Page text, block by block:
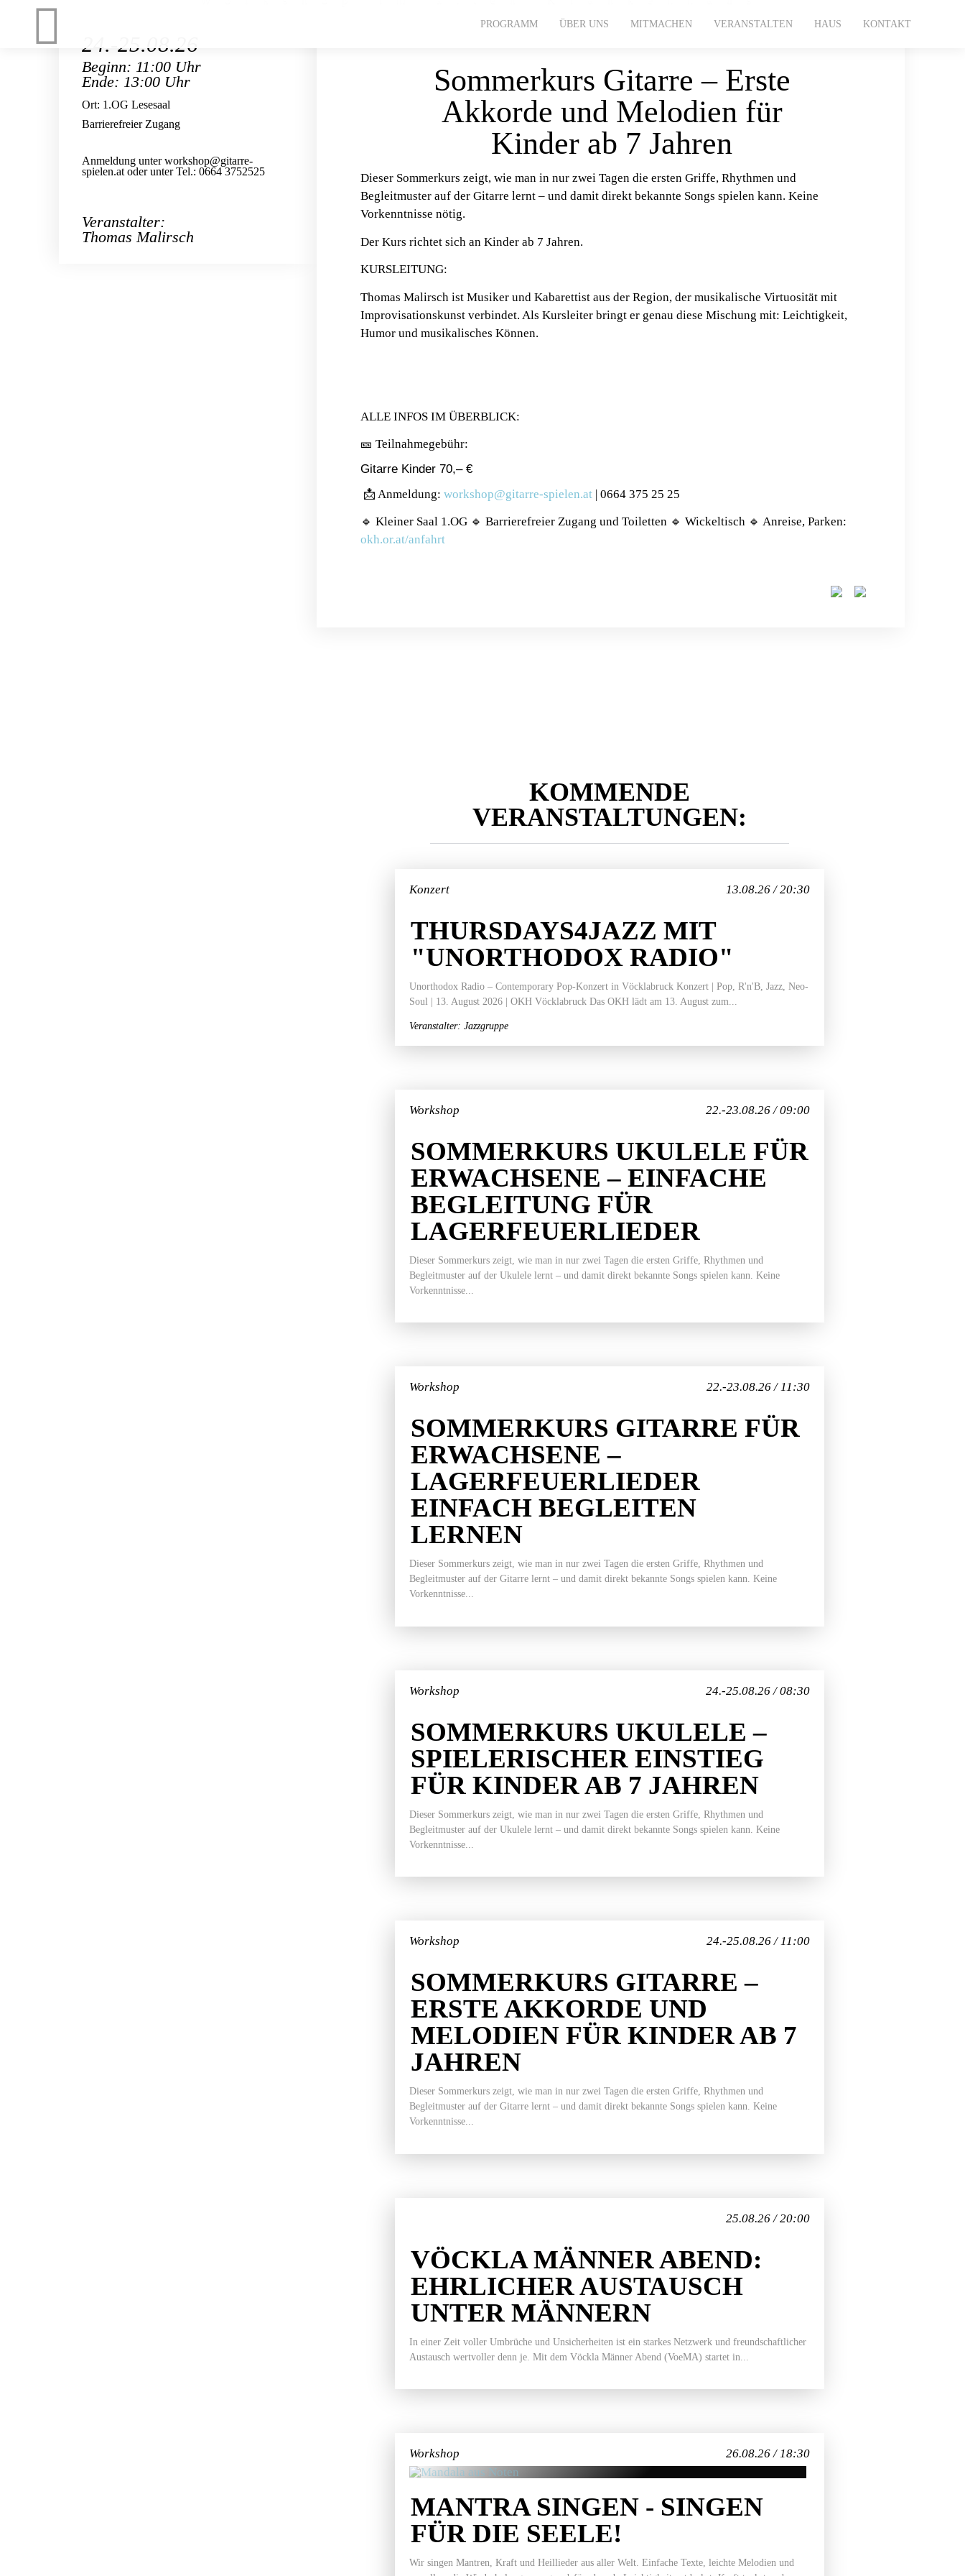
PROGRAMM ÜBER UNS MITMACHEN VERANSTALTEN HAUS KONTAKT
24.-25.08.26
Beginn: 11:00 Uhr
Ende: 13:00 Uhr
Ort: 1.OG Lesesaal
Barrierefreier Zugang
Anmeldung unterworkshop@gitarre-
spielen.at oder unter Tel.: 0664 3752525
Veranstalter:
Thomas Malirsch
Sommerkurs Gitarre – Erste
Akkorde und Melodien für
Kinder ab 7 Jahren
Dieser Sommerkurs zeigt, wie man in nur zwei Tagen die ersten Griffe, Rhythmen und
Begleitmuster auf der Gitarre lernt – und damit direkt bekannte Songs spielen kann. Keine
Vorkenntnisse nötig.
Der Kurs richtet sich an Kinder ab 7 Jahren.
KURSLEITUNG:
Thomas Malirsch ist Musiker und Kabarettist aus der Region, der musikalische Virtuosität mit
Improvisationskunst verbindet. Als Kursleiter bringt er genau diese Mischung mit: Leichtigkeit,
Humor und musikalisches Können.
ALLE INFOS IM ÜBERBLICK:
🎫 Teilnahmegebühr:
Gitarre Kinder 70,– €
📩 Anmeldung:workshop@gitarre-spielen.at | 0664 375 25 25
🔹 Kleiner Saal 1.OG 🔹 Barrierefreier Zugang und Toiletten 🔹 Wickeltisch 🔹 Anreise, Parken:
okh.or.at/anfahrt
KOMMENDE
VERANSTALTUNGEN:
13.08.26 / 20:30
Konzert
THURSDAYS4JAZZ MIT
"UNORTHODOX RADIO"
Unorthodox Radio – Contemporary Pop-Konzert in Vöcklabruck Konzert | Pop, R'n'B, Jazz, Neo-
Soul | 13. August 2026 | OKH Vöcklabruck Das OKH lädt am 13. August zum...
Veranstalter: Jazzgruppe
22.-23.08.26 / 09:00
Workshop
SOMMERKURS UKULELE FÜR
ERWACHSENE – EINFACHE
BEGLEITUNG FÜR
LAGERFEUERLIEDER
Dieser Sommerkurs zeigt, wie man in nur zwei Tagen die ersten Griffe, Rhythmen und
Begleitmuster auf der Ukulele lernt – und damit direkt bekannte Songs spielen kann. Keine
Vorkenntnisse...
22.-23.08.26 / 11:30
Workshop
SOMMERKURS GITARRE FÜR
ERWACHSENE –
LAGERFEUERLIEDER
EINFACH BEGLEITEN
LERNEN
Dieser Sommerkurs zeigt, wie man in nur zwei Tagen die ersten Griffe, Rhythmen und
Begleitmuster auf der Gitarre lernt – und damit direkt bekannte Songs spielen kann. Keine
Vorkenntnisse...
24.-25.08.26 / 08:30
Workshop
SOMMERKURS UKULELE –
SPIELERISCHER EINSTIEG
FÜR KINDER AB 7 JAHREN
Dieser Sommerkurs zeigt, wie man in nur zwei Tagen die ersten Griffe, Rhythmen und
Begleitmuster auf der Ukulele lernt – und damit direkt bekannte Songs spielen kann. Keine
Vorkenntnisse...
24.-25.08.26 / 11:00
Workshop
SOMMERKURS GITARRE –
ERSTE AKKORDE UND
MELODIEN FÜR KINDER AB 7
JAHREN
Dieser Sommerkurs zeigt, wie man in nur zwei Tagen die ersten Griffe, Rhythmen und
Begleitmuster auf der Gitarre lernt – und damit direkt bekannte Songs spielen kann. Keine
Vorkenntnisse...
25.08.26 / 20:00
VÖCKLA MÄNNER ABEND:
EHRLICHER AUSTAUSCH
UNTER MÄNNERN
In einer Zeit voller Umbrüche und Unsicherheiten ist ein starkes Netzwerk und freundschaftlicher
Austausch wertvoller denn je. Mit dem Vöckla Männer Abend (VoeMA) startet in...
26.08.26 / 18:30
Workshop
MANTRA SINGEN - SINGEN
FÜR DIE SEELE!
Wir singen Mantren, Kraft und Heillieder aus aller Welt. Einfache Texte, leichte Melodien und